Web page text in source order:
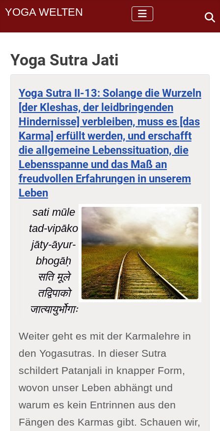
YOGA WELTEN
Yoga Sutra Jati
Yoga Sutra II-13: Solange die Wurzeln
[der Kleshas, der leidbringenden
Hindernisse] verbleiben, muss es [das
Karma] erfüllt werden, und erschafft
die allgemeine Lebenssituation, die
Lebensspanne und das Maß an
freudvollen Erfahrungen in unserem
Leben
sati mūle
tad-vipāko
jāty-āyur-
bhogāḥ
सति मूले
तद्विपाको
जात्यायुर्भोगाः
Weiter geht es mit der Karmalehre in
den Yogasutras. In dieser Sutra
schildert Patanjali in knapper Form,
wovon unser Leben abhängt und
warum es kein Entrinnen aus den
Fängen des Karmas gibt. Schauen wir,